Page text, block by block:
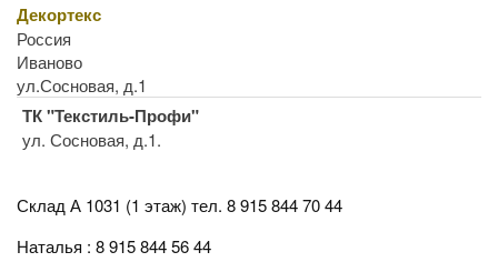
Декортекс
Россия
Иваново
ул.Сосновая, д.1
ТК "Текстиль-Профи"
ул. Сосновая, д.1.
Склад А 1031 (1 этаж) тел. 8 915 844 70 44
Наталья : 8 915 844 56 44